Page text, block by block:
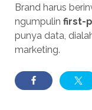
Brand harus
ngumpulin first-
punya data,
marketing.